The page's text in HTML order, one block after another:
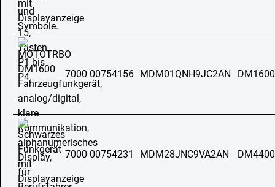
7000 00754156 MDM01QNH9JC2AN
7000 00754231 MDM28JNC9VA2AN